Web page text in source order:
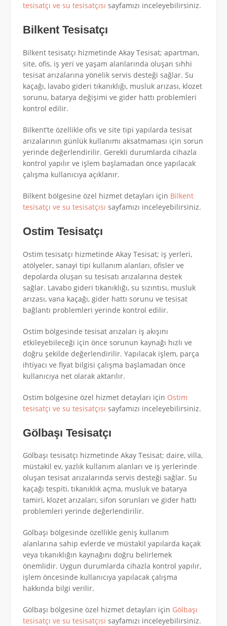
tesisatçı ve su tesisatçısı sayfamızı inceleyebilirsiniz.
Bilkent Tesisatçı
Bilkent tesisatçı hizmetinde Akay Tesisat; apartman,
site, ofis, iş yeri ve yaşam alanlarında oluşan sıhhi
tesisat arızalarına yönelik servis desteği sağlar. Su
kaçağı, lavabo gideri tıkanıklığı, musluk arızası, klozet
sorunu, batarya değişimi ve gider hattı problemleri
kontrol edilir.
Bilkent’te özellikle ofis ve site tipi yapılarda tesisat
arızalarının günlük kullanımı aksatmaması için sorun
yerinde değerlendirilir. Gerekli durumlarda cihazla
kontrol yapılır ve işlem başlamadan önce yapılacak
çalışma kullanıcıya açıklanır.
Bilkent bölgesine özel hizmet detayları için Bilkent
tesisatçı ve su tesisatçısı sayfamızı inceleyebilirsiniz.
Ostim Tesisatçı
Ostim tesisatçı hizmetinde Akay Tesisat; iş yerleri,
atölyeler, sanayi tipi kullanım alanları, ofisler ve
depolarda oluşan su tesisatı arızalarına destek
sağlar. Lavabo gideri tıkanıklığı, su sızıntısı, musluk
arızası, vana kaçağı, gider hattı sorunu ve tesisat
bağlantı problemleri yerinde kontrol edilir.
Ostim bölgesinde tesisat arızaları iş akışını
etkileyebileceği için önce sorunun kaynağı hızlı ve
doğru şekilde değerlendirilir. Yapılacak işlem, parça
ihtiyacı ve fiyat bilgisi çalışma başlamadan önce
kullanıcıya net olarak aktarılır.
Ostim bölgesine özel hizmet detayları için Ostim
tesisatçı ve su tesisatçısı sayfamızı inceleyebilirsiniz.
Gölbaşı Tesisatçı
Gölbaşı tesisatçı hizmetinde Akay Tesisat; daire, villa,
müstakil ev, yazlık kullanım alanları ve iş yerlerinde
oluşan tesisat arızalarında servis desteği sağlar. Su
kaçağı tespiti, tıkanıklık açma, musluk ve batarya
tamiri, klozet arızaları, sifon sorunları ve gider hattı
problemleri yerinde değerlendirilir.
Gölbaşı bölgesinde özellikle geniş kullanım
alanlarına sahip evlerde ve müstakil yapılarda kaçak
veya tıkanıklığın kaynağını doğru belirlemek
önemlidir. Uygun durumlarda cihazla kontrol yapılır,
işlem öncesinde kullanıcıya yapılacak çalışma
hakkında bilgi verilir.
Gölbaşı bölgesine özel hizmet detayları için Gölbaşı
tesisatçı ve su tesisatçısı sayfamızı inceleyebilirsiniz.